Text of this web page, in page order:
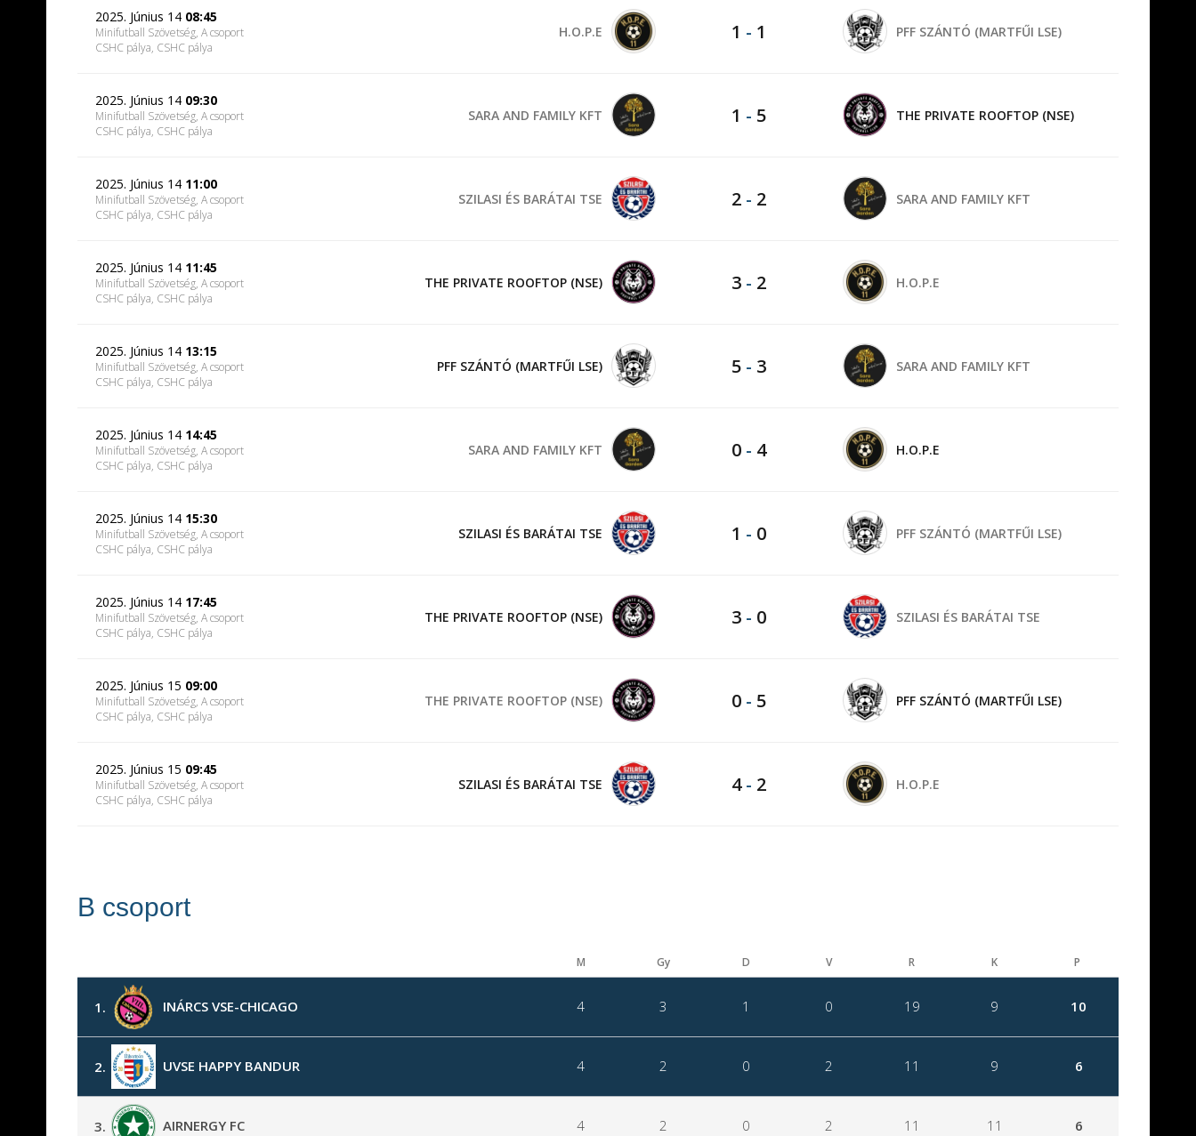
2025. Június 14 08:45
Minifutball Szövetség, A csoport
CSHC pálya, CSHC pálya
H.O.P.E 1 - 1 PFF SZÁNTÓ (MARTFŰI LSE)
2025. Június 14 09:30
Minifutball Szövetség, A csoport
CSHC pálya, CSHC pálya
SARA AND FAMILY KFT 1 - 5 THE PRIVATE ROOFTOP (NSE)
2025. Június 14 11:00
Minifutball Szövetség, A csoport
CSHC pálya, CSHC pálya
SZILASI ÉS BARÁTAI TSE 2 - 2 SARA AND FAMILY KFT
2025. Június 14 11:45
Minifutball Szövetség, A csoport
CSHC pálya, CSHC pálya
THE PRIVATE ROOFTOP (NSE) 3 - 2 H.O.P.E
2025. Június 14 13:15
Minifutball Szövetség, A csoport
CSHC pálya, CSHC pálya
PFF SZÁNTÓ (MARTFŰI LSE) 5 - 3 SARA AND FAMILY KFT
2025. Június 14 14:45
Minifutball Szövetség, A csoport
CSHC pálya, CSHC pálya
SARA AND FAMILY KFT 0 - 4 H.O.P.E
2025. Június 14 15:30
Minifutball Szövetség, A csoport
CSHC pálya, CSHC pálya
SZILASI ÉS BARÁTAI TSE 1 - 0 PFF SZÁNTÓ (MARTFŰI LSE)
2025. Június 14 17:45
Minifutball Szövetség, A csoport
CSHC pálya, CSHC pálya
THE PRIVATE ROOFTOP (NSE) 3 - 0 SZILASI ÉS BARÁTAI TSE
2025. Június 15 09:00
Minifutball Szövetség, A csoport
CSHC pálya, CSHC pálya
THE PRIVATE ROOFTOP (NSE) 0 - 5 PFF SZÁNTÓ (MARTFŰI LSE)
2025. Június 15 09:45
Minifutball Szövetség, A csoport
CSHC pálya, CSHC pálya
SZILASI ÉS BARÁTAI TSE 4- 2 H.O.P.E
B csoport
M Gy D V R K P
1. INÁRCS VSE-CHICAGO 4 3 1 0 19 9 10
2. UVSE HAPPY BANDUR 4 2 0 2 11 9 6
3. AIRNERGY FC 4 2 0 2 11 11 6